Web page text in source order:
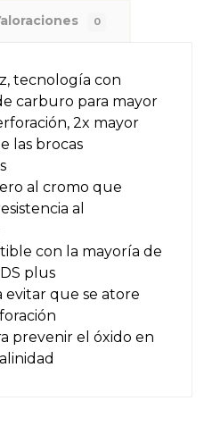
0
tecnología con
carburo para mayor
2x mayor
las brocas
al cromo que
al
con la mayoría de
plus
evitar que se atore
prevenir el óxido en